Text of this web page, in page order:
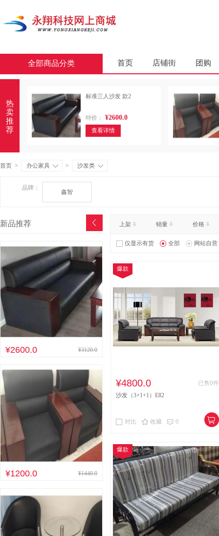
全部商品分类 首页 店铺街 团购
屏风类 墨水盒 复
通用照相机 静视频照相
轻金属床类 木制床类
台、桌类
音视频矩阵 视频会议会
电冰箱 服务器
喷墨打印机 针式打印机
速印机 手电筒 热
热
卖
推
荐
标准三人沙发 款2
特价： ¥2600.0
查看详情
首页 > 办公家具 > 沙发类
品牌：
鑫智
新品推荐
¥2600.0 ¥3120.0
¥1200.0 ¥1440.0
上架 销量 价格
仅显示有货 全部 网站自营
爆款
¥4800.0
已售0件
沙发（3+1+1）E82
对比 收藏 0
爆款